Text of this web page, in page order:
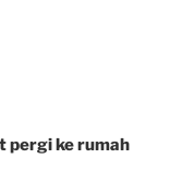
pergi ke rumah